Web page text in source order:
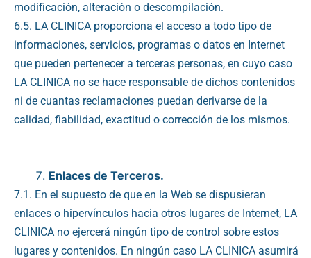
modificación, alteración o descompilación.
6.5. LA CLINICA proporciona el acceso a todo tipo de
informaciones, servicios, programas o datos en Internet
que pueden pertenecer a terceras personas, en cuyo caso
LA CLINICA no se hace responsable de dichos contenidos
ni de cuantas reclamaciones puedan derivarse de la
calidad, fiabilidad, exactitud o corrección de los mismos.
Enlaces de Terceros.
7.1. En el supuesto de que en la Web se dispusieran
enlaces o hipervínculos hacia otros lugares de Internet, LA
CLINICA no ejercerá ningún tipo de control sobre estos
lugares y contenidos. En ningún caso LA CLINICA asumirá